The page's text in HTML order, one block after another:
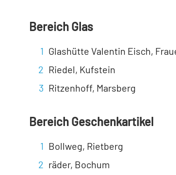
Bereich Glas
Glashütte Valentin Eisch,
Riedel, Kufstein
Ritzenhoff, Marsberg
Bereich Geschenkartikel
Bollweg, Rietberg
räder, Bochum